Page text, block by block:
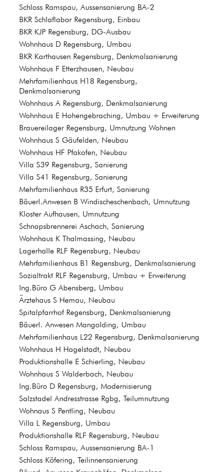
Schloss Ramspau, Aussensanierung BA-2
BKR Schlaflabor Regensburg, Einbau
BKR KJP Regensburg, DG-Ausbau
Wohnhaus D Regensburg, Umbau
BKR Karthausen Regensburg, Denkmalsanierung
Wohnhaus F Etterzhausen, Neubau
Mehrfamilienhaus H18 Regensburg,
Denkmalsanierung
Wohnhaus A Regensburg, Denkmalsanierung
Wohnhaus E Hohengebraching, Umbau + Erweiterung
Brauereilager Regensburg, Umnutzung Wohnen
Wohnhaus S Gäufelden, Neubau
Wohnhaus HF Pfakofen, Neubau
Villa S39 Regensburg, Sanierung
Villa S41 Regensburg, Sanierung
Mehrfamilienhaus R35 Erfurt, Sanierung
Bäuerl.Anwesen B Windischeschenbach, Umnutzung
Kloster Aufhausen, Umnutzung
Schnapsbrennerei Aschach, Sanierung
Wohnhaus K Thalmassing, Neubau
Lagerhalle RLF Regensburg, Neubau
Mehrfamilienhaus B1 Regensburg, Denkmalsanierung
Sozialtrakt RLF Regensburg, Umbau + Erweiterung
Ing.Büro G Abensberg, Umbau
Ärztehaus S Hemau, Neubau
Spitalpfarrhof Regensburg, Denkmalsanierung
Bäuerl. Anwesen Mangolding, Umbau
Mehrfamilienhaus L22 Regensburg, Denkmalsanierung
Wohnhaus H Hagelstadt, Neubau
Produktionshalle E Schierling, Neubau
Wohnhaus S Walderbach, Neubau
Ing.Büro D Regensburg, Modernisierung
Salzstadel Andresstrasse Rgbg, Teilumnutzung
Wohnaus S Pentling, Neubau
Villa L Regensburg, Umbau
Produktionshalle RLF Regensburg, Neubau
Schloss Ramspau, Aussensanierung BA-1
Schloss Köfering, Teilinnensanierung